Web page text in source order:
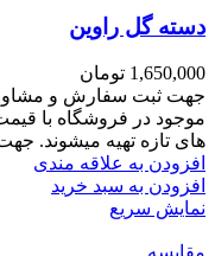
دسته گل راوین
1,650,000 تومان
جهت ثبت سفارش و
موجود در فروشگاه با
های تازه تهیه میشوند.
افزودن به علاقه مندی
افزودن به سبد خرید
نمایش سریع